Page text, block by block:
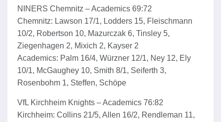
NINERS Chemnitz – Academics 69:72
Chemnitz: Lawson 17/1, Lodders 15, Fleischmann
10/2, Robertson 10, Mazurczak 6, Tinsley 5,
Ziegenhagen 2, Mixich 2, Kayser 2
Academics: Palm 16/4, Würzner 12/1, Ney 12, Ely
10/1, McGaughey 10, Smith 8/1, Seiferth 3,
Rosenbohm 1, Steffen, Schöpe
VfL Kirchheim Knights – Academics 76:82
Kirchheim: Collins 21/5, Allen 16/2, Rendleman 11,